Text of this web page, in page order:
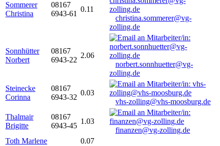
Sommerer
Christina
08167
6943-61
0.11
christina.sommerer@vg-
zolling.de
Sonnhütter
Norbert
08167
6943-22
2.06
norbert.sonnhuetter@vg-
zolling.de
Steinecke
Corinna
08167
6943-32
0.03
vhs-zolling@vhs-moosburg.de
Thalmair
Brigitte
08167
6943-45
1.03
finanzen@vg-zolling.de
Toth Marlene
0.07